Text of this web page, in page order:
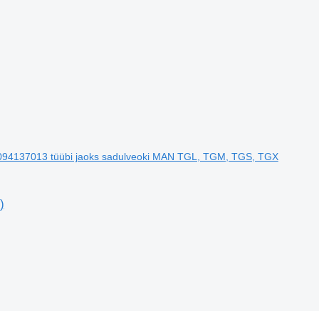
tüübi jaoks sadulveoki MAN TGL, TGM, TGS, TGX